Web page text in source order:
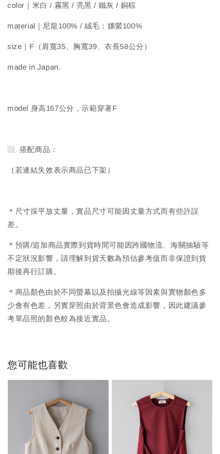
color｜米白 / 霧黑 / 亮黑 / 鐵灰 / 銅棕
material｜尼龍100% / 絨毛：嫘縈100%
size｜F（肩寬35、胸寬39、衣長58公分）
made in Japan.
model 身高167公分，示範穿著F
▧ 搭配商品：
（若連結失效表示商品已下架）
＊尺寸採平放丈量，實品尺寸可能因丈量方式而有些許誤
差。
＊預購/追加商品實際到貨時間可能因跨國物流、海關抽驗等
不定狀況影響，請理解到貨天數為預估參考值而非保證到貨
期後再行訂購。
＊商品顏色由於不同螢幕以及拍攝光線等因素與實物顏色多
少會有色差，另實穿照由於背景色會造成影響，因此建議參
考單品照的顏色較為接近實品。
您可能也喜歡